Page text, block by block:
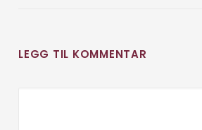
LEGG TIL KOMMENTAR